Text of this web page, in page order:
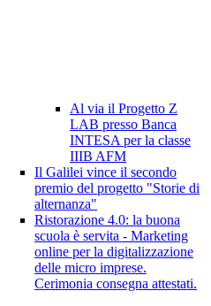
Al via il Progetto Z
LAB presso Banca
INTESA per la classe
IIIB AFM
Il Galilei vince il secondo
premio del progetto "Storie di
alternanza"
Ristorazione 4.0: la buona
scuola è servita - Marketing
online per la digitalizzazione
delle micro imprese.
Cerimonia consegna attestati.